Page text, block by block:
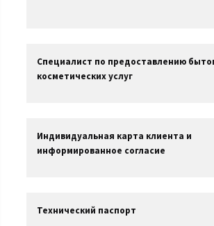
Специалист по предоставлению
косметических услуг
Индивидуальная карта клиента и
информированное согласие
Технический паспорт